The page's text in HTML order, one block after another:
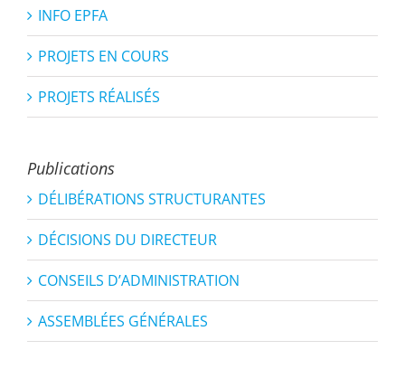
INFO EPFA
PROJETS EN COURS
PROJETS RÉALISÉS
Publications
DÉLIBÉRATIONS STRUCTURANTES
DÉCISIONS DU DIRECTEUR
CONSEILS D’ADMINISTRATION
ASSEMBLÉES GÉNÉRALES